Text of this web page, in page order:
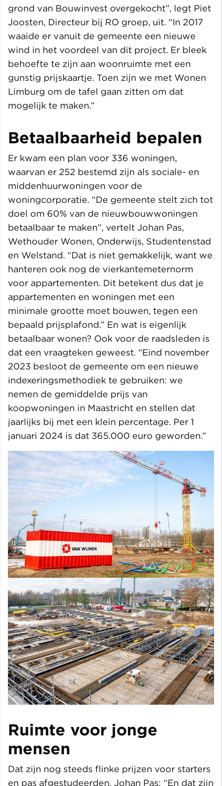
grond van Bouwinvest overgekocht”, legt Piet
Joosten, Directeur bij RO groep, uit. “In 2017
waaide er vanuit de gemeente een nieuwe
wind in het voordeel van dit project. Er bleek
behoefte te zijn aan woonruimte met een
gunstig prijskaartje. Toen zijn we met Wonen
Limburg om de tafel gaan zitten om dat
mogelijk te maken.”
Betaalbaarheid bepalen
Er kwam een plan voor 336 woningen,
waarvan er 252 bestemd zijn als sociale- en
middenhuurwoningen voor de
woningcorporatie. “De gemeente stelt zich tot
doel om 60% van de nieuwbouwwoningen
betaalbaar te maken”, vertelt Johan Pas,
Wethouder Wonen, Onderwijs, Studentenstad
en Welstand. “Dat is niet gemakkelijk, want we
hanteren ook nog de vierkantemeternorm
voor appartementen. Dit betekent dus dat je
appartementen en woningen met een
minimale grootte moet bouwen, tegen een
bepaald prijsplafond.” En wat is eigenlijk
betaalbaar wonen? Ook voor de raadsleden is
dat een vraagteken geweest. “Eind november
2023 besloot de gemeente om een nieuwe
indexeringsmethodiek te gebruiken: we
nemen de gemiddelde prijs van
koopwoningen in Maastricht en stellen dat
jaarlijks bij met een klein percentage. Per 1
januari 2024 is dat 365.000 euro geworden.”
Ruimte voor jonge
mensen
Dat zijn nog steeds flinke prijzen voor starters
en pas afgestudeerden. Johan Pas: “En dat zijn